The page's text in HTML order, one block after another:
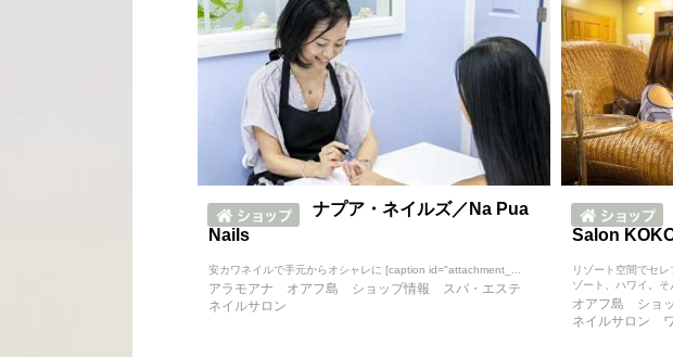
ナプア・ネイルズ／Na Pua
Nails
安カワネイルで手元からオシャレに [caption id="attachment_...
アラモアナ オアフ島 ショップ情報
スパ・エステ
ネイルサロン
Salon KOKO
リゾート空間でセ
ゾート、ハワイ。そ
オアフ島 ショ
ネイルサロン